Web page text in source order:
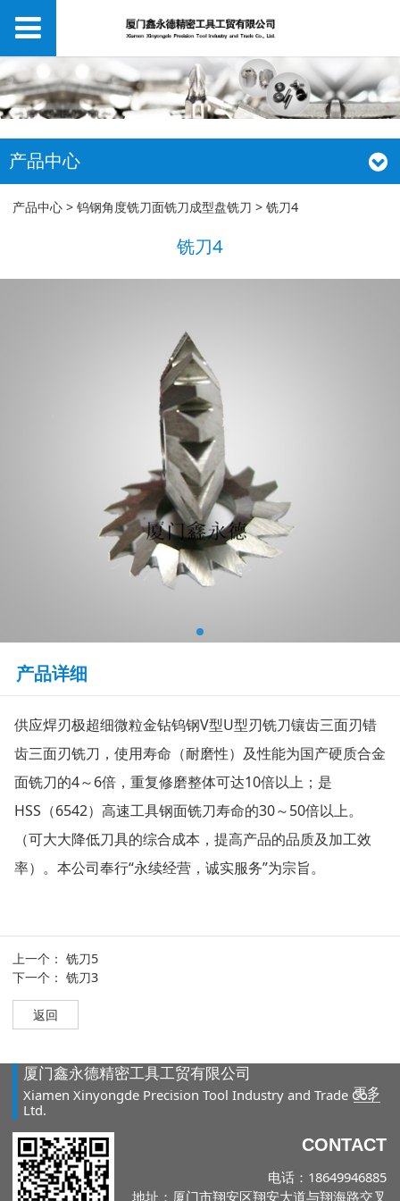
产品中心
铣刀4
产品中心 >钨钢角度铣刀面铣刀成型盘铣刀 >铣刀4
铣刀4
产品详细
供应焊刃极超细微粒金钻钨钢V型U型刃铣刀镶齿三面刃错
齿三面刃铣刀，使用寿命（耐磨性）及性能为国产硬质合金
面铣刀的4～6倍，重复修磨整体可达10倍以上；是
HSS（6542）高速工具钢面铣刀寿命的30～50倍以上。
（可大大降低刀具的综合成本，提高产品的品质及加工效
率）。本公司奉行“永续经营，诚实服务”为宗旨。
上一个：铣刀5
下一个：铣刀3
返回
厦门鑫永德精密工具工贸有限公司
Xiamen Xinyongde Precision Tool Industry and Trade Co.,
Ltd.
更多
CONTACT
电话：18649946885
地址：厦门市翔安区翔安大道与翔海路交叉